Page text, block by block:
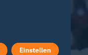
Einstellen